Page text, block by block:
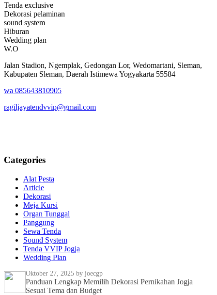
Tenda exclusive
Dekorasi pelaminan
sound system
Hiburan
Wedding plan
W.O
Jalan Stadion, Ngemplak, Gedongan Lor, Wedomartani, Sleman,
Kabupaten Sleman, Daerah Istimewa Yogyakarta 55584
wa 085643810905
ragiljayatendvvip@gmail.com
Categories
Alat Pesta
Article
Dekorasi
Meja Kursi
Organ Tunggal
Panggung
Sewa Tenda
Sound System
Tenda VVIP Jogja
Wedding Plan
Oktober 27, 2025 by joecgp
Panduan Lengkap Memilih Dekorasi Pernikahan Jogja
Sesuai Tema dan Budget